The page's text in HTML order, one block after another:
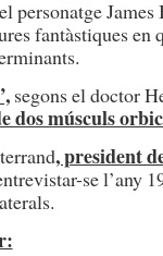
personatge James
fantàstiques
segons el doctor
dos músculs
, president
se l’any